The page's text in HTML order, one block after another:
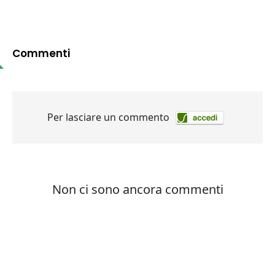
Commenti